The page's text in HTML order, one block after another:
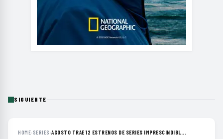
SIGUIENTE
HOME› SERIES ›AGOSTO TRAE 12 ESTRENOS DE SERIES IMPRESCINDIBL...